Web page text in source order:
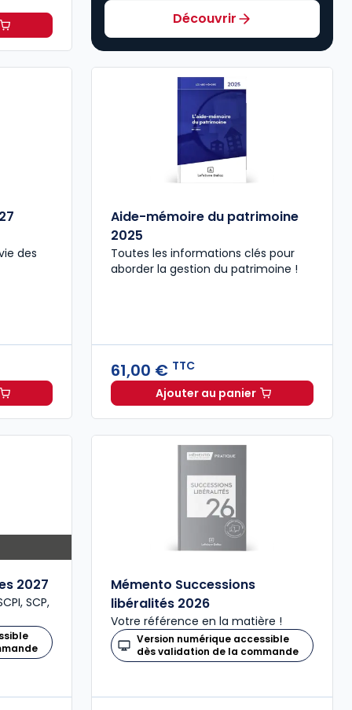
mois
2027, annoté à 49,00 € TTC
Découvrir
des
2027 annoté. Édition limitée à 37,00 € TTC
Aide-mémoire du patrimoine
2025
Toutes les informations clés pour
aborder la gestion du patrimoine !
61,00 € TTC
Ajouter au panierAide-mémoire du
2027
SCP,
Mémento Successions
libéralités 2026
Votre référence en la matière !
Version numérique accessible
dès validation de la commande